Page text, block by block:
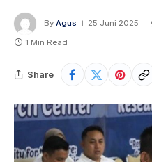
By Agus 25 Juni 2025
1 Min Read
Share